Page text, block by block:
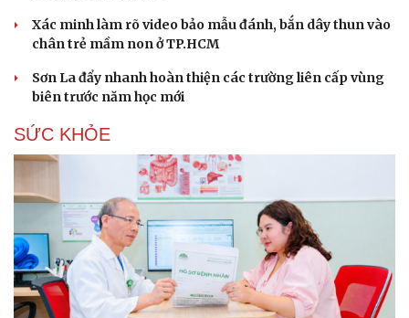
Xác minh làm rõ video bảo mẫu đánh, bắn dây thun vào
chân trẻ mầm non ở TP.HCM
Sơn La đẩy nhanh hoàn thiện các trường liên cấp vùng
biên trước năm học mới
SỨC KHỎE